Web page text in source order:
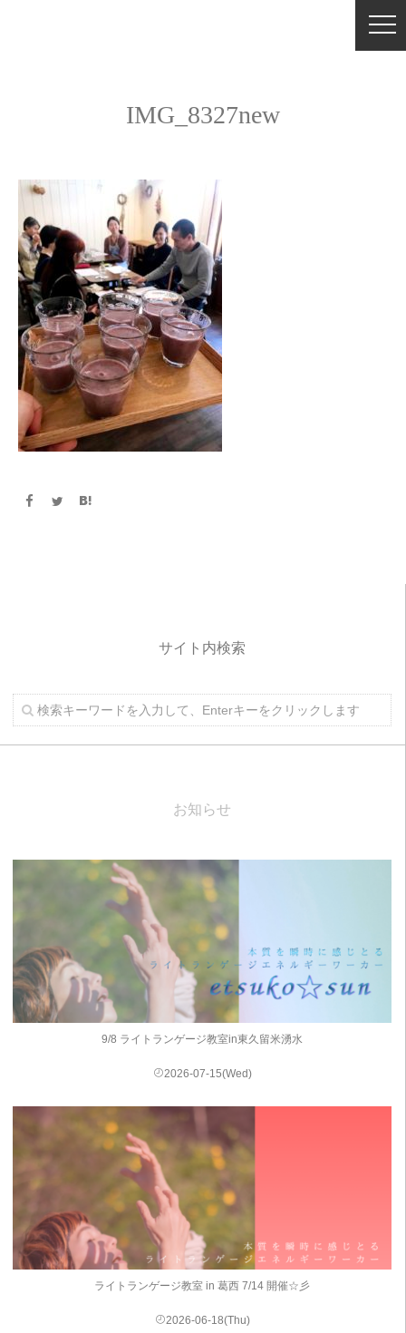
IMG_8327new
サイト内検索
お知らせ
9/8 ライトランゲージ教室in東久留米湧水
2026-07-15(Wed)
ライトランゲージ教室 in 葛西 7/14 開催☆彡
2026-06-18(Thu)